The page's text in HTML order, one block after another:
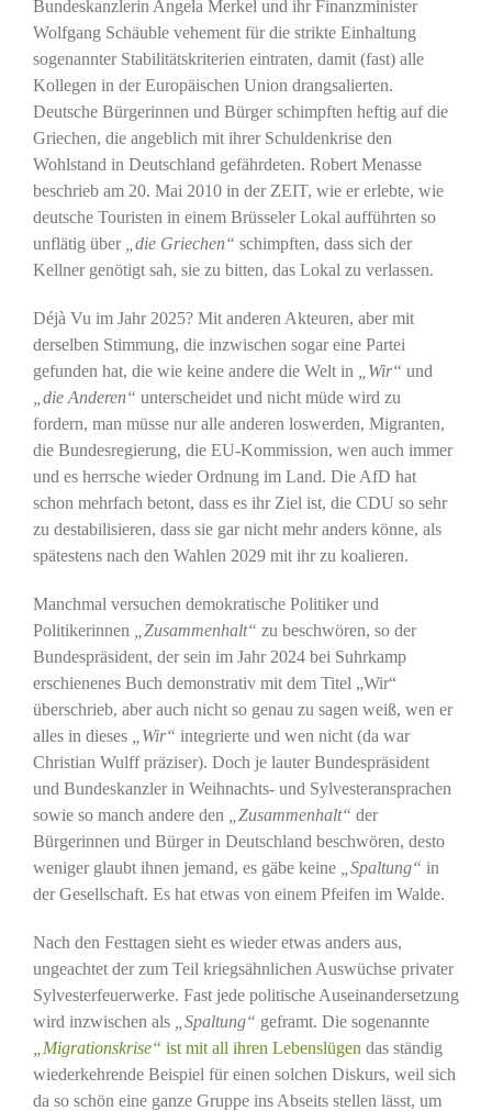
Bundeskanzlerin Angela Merkel und ihr Finanzminister
Wolfgang Schäuble vehement für die strikte Einhaltung
sogenannter Stabilitätskriterien eintraten, damit (fast) alle
Kollegen in der Europäischen Union drangsalierten.
Deutsche Bürgerinnen und Bürger schimpften heftig auf die
Griechen, die angeblich mit ihrer Schuldenkrise den
Wohlstand in Deutschland gefährdeten. Robert Menasse
beschrieb am 20. Mai 2010 in der ZEIT, wie er erlebte, wie
deutsche Touristen in einem Brüsseler Lokal aufführten so
unflätig über
„die Griechen“ schimpften, dass sich der
Kellner genötigt sah, sie zu bitten, das Lokal zu verlassen.
Déjà Vu im Jahr 2025? Mit anderen Akteuren, aber mit
derselben Stimmung, die inzwischen sogar eine Partei
gefunden hat, die wie keine andere die Welt in
„Wir“ und
„die Anderen“ unterscheidet und nicht müde wird zu
fordern, man müsse nur alle anderen loswerden, Migranten,
die Bundesregierung, die EU-Kommission, wen auch immer
und es herrsche wieder Ordnung im Land. Die AfD hat
schon mehrfach betont, dass es ihr Ziel ist, die CDU so sehr
zu destabilisieren, dass sie gar nicht mehr anders könne, als
spätestens nach den Wahlen 2029 mit ihr zu koalieren.
Manchmal versuchen demokratische Politiker und
Politikerinnen
„Zusammenhalt“ zu beschwören, so der
Bundespräsident, der sein im Jahr 2024 bei Suhrkamp
erschienenes Buch demonstrativ mit dem Titel „Wir“
überschrieb, aber auch nicht so genau zu sagen weiß, wen er
alles in dieses
„Wir“ integrierte und wen nicht (da war
Christian Wulff präziser). Doch je lauter Bundespräsident
und Bundeskanzler in Weihnachts- und Sylvesteransprachen
sowie so manch andere den
„Zusammenhalt“ der
Bürgerinnen und Bürger in Deutschland beschwören, desto
weniger glaubt ihnen jemand, es gäbe keine
„Spaltung“ in
der Gesellschaft. Es hat etwas von einem Pfeifen im Walde.
Nach den Festtagen sieht es wieder etwas anders aus,
ungeachtet der zum Teil kriegsähnlichen Auswüchse privater
Sylvesterfeuerwerke. Fast jede politische Auseinandersetzung
wird inzwischen als
„Spaltung“ geframt. Die sogenannte
„Migrationskrise“ ist mit all ihren Lebenslügen das ständig
wiederkehrende Beispiel für einen solchen Diskurs, weil sich
da so schön eine ganze Gruppe ins Abseits stellen lässt, um